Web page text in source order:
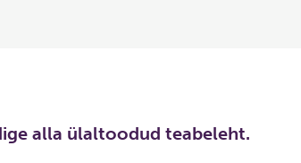
alla ülaltoodud teabeleht.